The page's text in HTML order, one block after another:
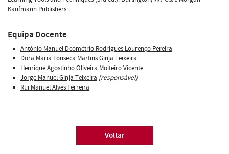
Kaufmann Publishers
Equipa Docente
António Manuel Deométrio Rodrigues Lourenço Pereira
Dora Maria Fonseca Martins Ginja Teixeira
Henrique Agostinho Oliveira Moiteiro Vicente
Jorge Manuel Ginja Teixeira [responsável]
Rui Manuel Alves Ferreira
Voltar